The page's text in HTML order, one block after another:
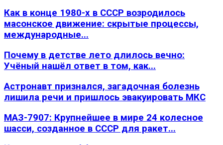
Как в конце 1980-х в СССР возродилось
масонское движение: скрытые процессы,
международные...
Почему в детстве лето длилось вечно:
Учёный нашёл ответ в том, как...
Астронавт признался, загадочная болезнь
лишила речи и пришлось эвакуировать МКС
МАЗ-7907: Крупнейшее в мире 24 колесное
шасси, созданное в СССР для ракет...